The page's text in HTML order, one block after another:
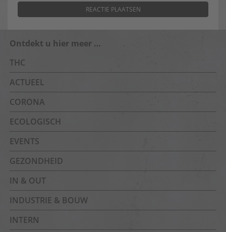
Ontdekt u hier meer …
THC
ACTUEEL
CORONA
ECOLOGISCH
EVENTS
GEZONDHEID
IN & OUT
INDUSTRIE & BOUW
INTERN